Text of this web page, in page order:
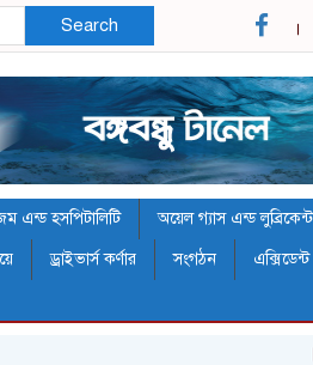
Search
এন্ড হসপিটালিটি অয়েল গ্যাস এন্ড লুব্রিকেন্ট
ড্রাইভার্স কর্ণার সংগঠন